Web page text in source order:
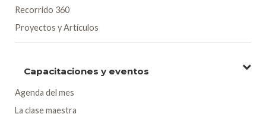
Recorrido 360
Proyectos y Artículos
Capacitaciones y eventos
Agenda del mes
La clase maestra